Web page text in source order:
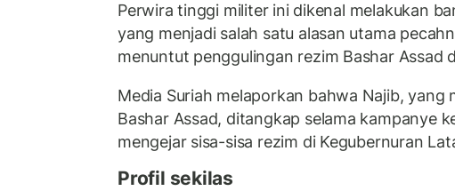
Perwira tinggi militer ini dikenal melakukan
yang menjadi salah satu alasan utama
menuntut penggulingan rezim Bashar Assad
Media Suriah melaporkan bahwa Najib, yang
Bashar Assad, ditangkap selama kampanye
mengejar sisa-sisa rezim di Kegubernuran
Profil sekilas